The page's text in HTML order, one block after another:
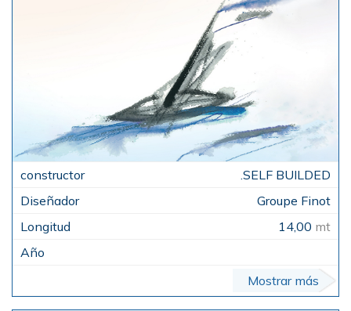
.SELF BUILDED
Groupe Finot
14,00 mt
Mostrar más